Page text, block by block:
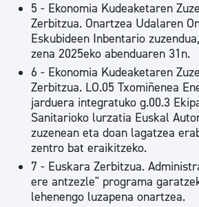
5 - Ekonomia Kudeaketaren
Zerbitzua. Onartzea Udalaren
Eskubideen Inbentario
zena 2025eko abenduaren 31n.
6 - Ekonomia Kudeaketaren
Zerbitzua. LO.05 Txomiñenea
jarduera integratuko g.00.3
Sanitarioko lurzatia Euskal
zuzenean eta doan lagatzea
zentro bat eraikitzeko.
7 - Euskara Zerbitzua.
ere antzezle" programa
lehenengo luzapena onartzea.